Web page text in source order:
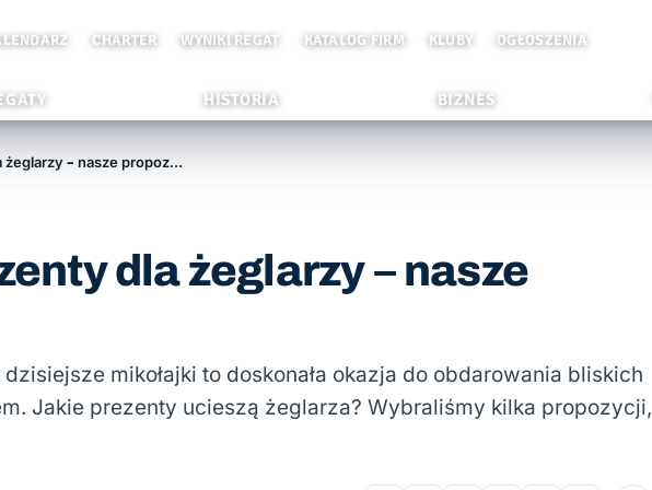
CHARTER WYNIKI REGAT KATALOG FIRM KLUBY OGŁOSZENIA
HISTORIA BIZNES
Świąteczne prezenty dla żeglarzy – nasze propozycje
dla żeglarzy – nasze
mikołajki to doskonała okazja do obdarowania bliskich
Jakie prezenty ucieszą żeglarza? Wybraliśmy kilka propozycji,